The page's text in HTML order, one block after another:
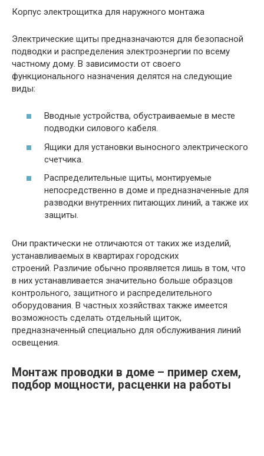
Корпус электрощитка для наружного монтажа
Электрические щиты предназначаются для безопасной
подводки и распределения электроэнергии по всему
частному дому. В зависимости от своего
функционального назначения делятся на следующие
виды:
Вводные устройства, обустраиваемые в месте
подводки силового кабеля.
Ящики для установки выносного электрического
счетчика.
Распределительные щиты, монтируемые
непосредственно в доме и предназначенные для
разводки внутренних питающих линий, а также их
защиты.
Они практически не отличаются от таких же изделий,
устанавливаемых в квартирах городских
строений. Различие обычно проявляется лишь в том, что
в них устанавливается значительно больше образцов
контрольного, защитного и распределительного
оборудования. В частных хозяйствах также имеется
возможность сделать отдельный щиток,
предназначенный специально для обслуживания линий
освещения.
Монтаж проводки в доме – пример схем,
подбор мощности, расценки на работы